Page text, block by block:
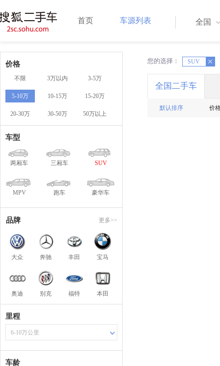
首页 车源列表 全国
价格
不限 3万以内 3-5万
5-10万 10-15万 15-20万
20-30万 30-50万 50万以上
车型
两厢车 三厢车 SUV
MPV 跑车 豪华车
品牌 更多>>
大众 奔驰 丰田 宝马
奥迪 别克 福特 本田
里程
6-10万公里
车龄
您的选择： SUV
X X
全国二手车
默认排序 价